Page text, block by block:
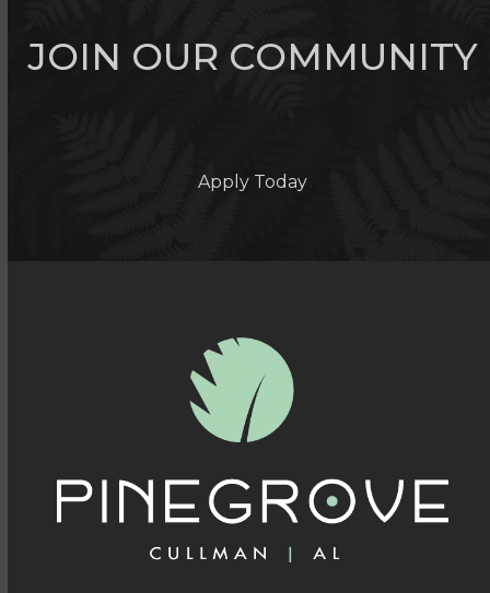
JOIN OUR COMMUNITY
Apply Today